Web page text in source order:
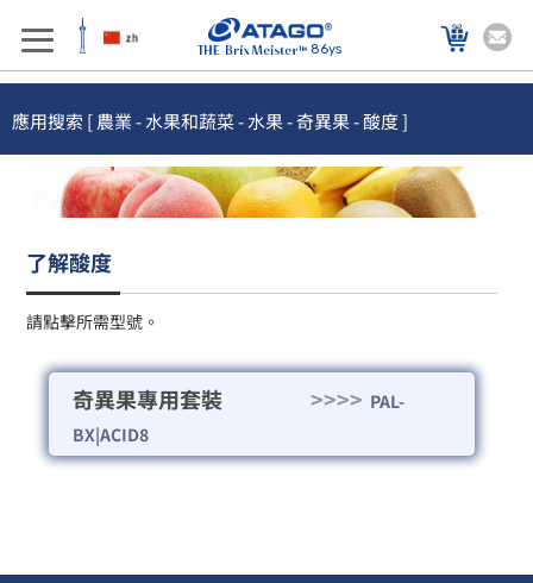
86ys
應用搜索 [ 農業 - 水果和蔬菜 - 水果 - 奇異果 - 酸度 ]
了解酸度
請點擊所需型號。
奇異果專用套裝 >>>> PAL-
BX|ACID8